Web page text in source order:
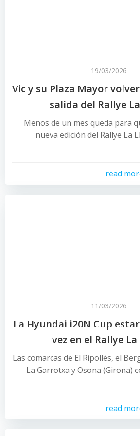
19/03/2026
Vic y su Plaza Mayor
salida del Rallye
Menos de un mes queda para
nueva edición del Rallye La
read
11/03/2026
La Hyundai i20N Cup
vez en el Rallye
Las comarcas de El Ripollès, el
La Garrotxa y Osona (Girona)
read